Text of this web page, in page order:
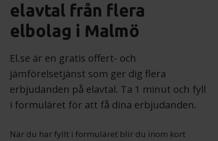
elavtal från flera
elbolag i Malmö
El.se är en gratis offert- och
jämförelsetjänst som ger dig flera
erbjudanden på elavtal. Ta 1 minut och fyll
i formuläret för att få dina erbjudanden.
När du har fyllt i formuläret blir du inom kort